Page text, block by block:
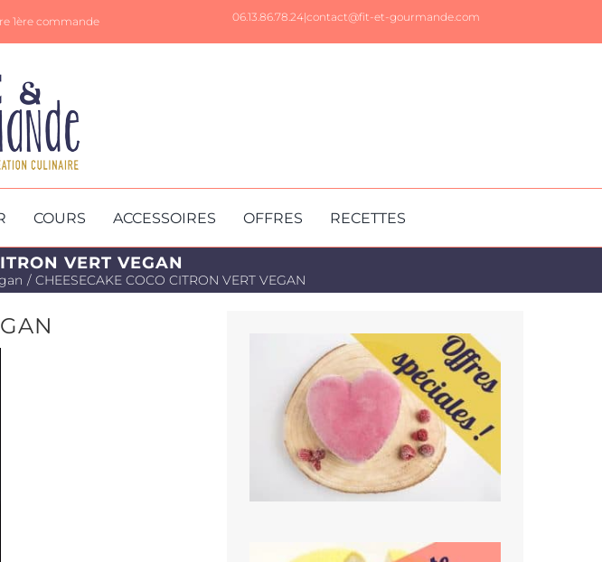
1ère commande 06.13.86.78.24|contact@fit-et-gourmande.com
COURS ACCESSOIRES OFFRES RECETTES
VERT VEGAN
CHEESECAKE COCO CITRON VERT VEGAN